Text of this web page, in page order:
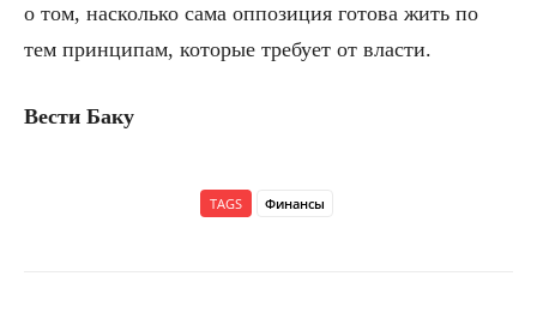
о том, насколько сама оппозиция готова жить по
тем принципам, которые требует от власти.
Вести Баку
TAGS Финансы